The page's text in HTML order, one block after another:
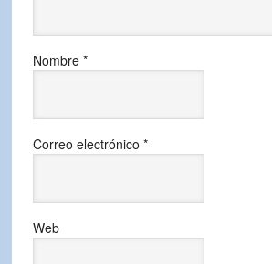
Nombre *
Correo electrónico *
Web